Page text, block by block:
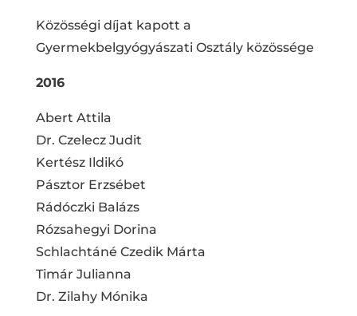
Közösségi díjat kapott a
Gyermekbelgyógyászati Osztály közössége
2016
Abert Attila
Dr. Czelecz Judit
Kertész Ildikó
Pásztor Erzsébet
Rádóczki Balázs
Rózsahegyi Dorina
Schlachtáné Czedik Márta
Timár Julianna
Dr. Zilahy Mónika